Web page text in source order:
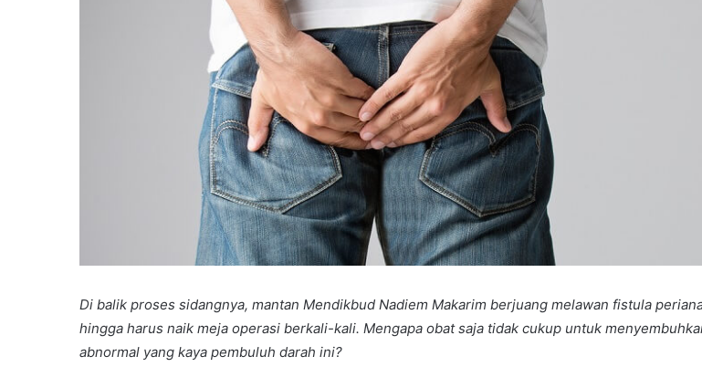
Di balik proses sidangnya, mantan Mendikbud Nadiem Makarim berjuang melawan fistula
hingga harus naik meja operasi berkali-kali. Mengapa obat saja tidak cukup untuk
abnormal yang kaya pembuluh darah ini?